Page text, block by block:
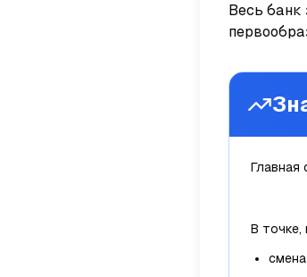
Весь банк
Главная
В точке,